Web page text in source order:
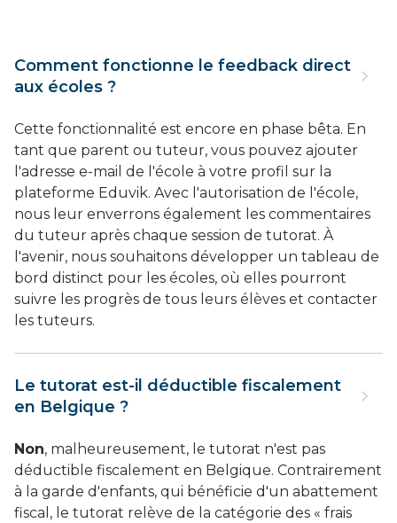
Comment fonctionne le feedback direct
aux écoles ?
Cette fonctionnalité est encore en phase bêta. En
tant que parent ou tuteur, vous pouvez ajouter
l'adresse e-mail de l'école à votre profil sur la
plateforme Eduvik. Avec l'autorisation de l'école,
nous leur enverrons également les commentaires
du tuteur après chaque session de tutorat. À
l'avenir, nous souhaitons développer un tableau de
bord distinct pour les écoles, où elles pourront
suivre les progrès de tous leurs élèves et contacter
les tuteurs.
Le tutorat est-il déductible fiscalement
en Belgique ?
Non, malheureusement, le tutorat n'est pas
déductible fiscalement en Belgique. Contrairement
à la garde d'enfants, qui bénéficie d'un abattement
fiscal, le tutorat relève de la catégorie des « frais